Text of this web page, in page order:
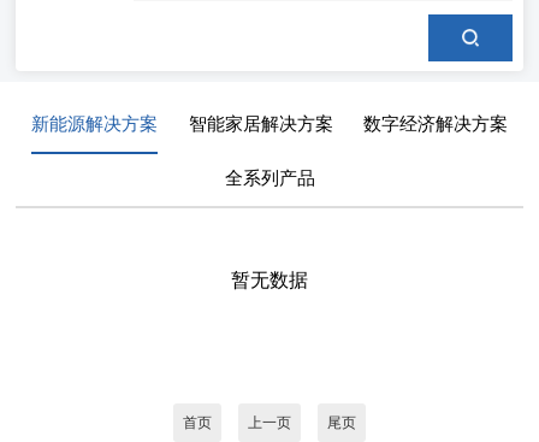
新能源解决方案 智能家居解决方案 数字经济解决方案
全系列产品
暂无数据
首页 上一页 尾页